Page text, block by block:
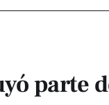
parte